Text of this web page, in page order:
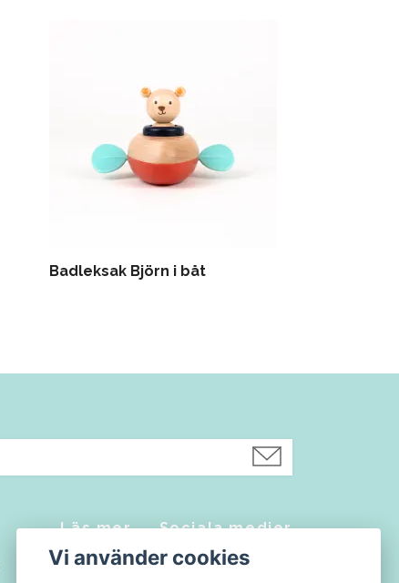
Badleksak Björn i båt
Läs mer
Kontakt
Sociala medier
Facebook
Vi använder cookies